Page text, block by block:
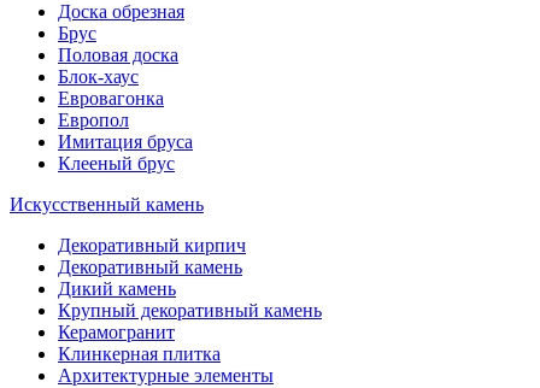
Доска обрезная
Брус
Половая доска
Блок-хаус
Евровагонка
Европол
Имитация бруса
Клееный брус
Искусственный камень
Декоративный кирпич
Декоративный камень
Дикий камень
Крупный декоративный камень
Керамогранит
Клинкерная плитка
Архитектурные элементы